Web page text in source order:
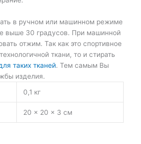
в ручном или машинном режиме
выше 30 градусов. При машинной
отжим. Так как это спортивное
ткани, то и стирать
таких тканей. Тем самым Вы
изделия.
0,1 кг
20 × 20 × 3 см